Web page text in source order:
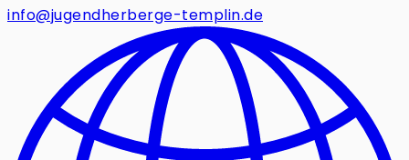
info@jugendherberge-templin.de